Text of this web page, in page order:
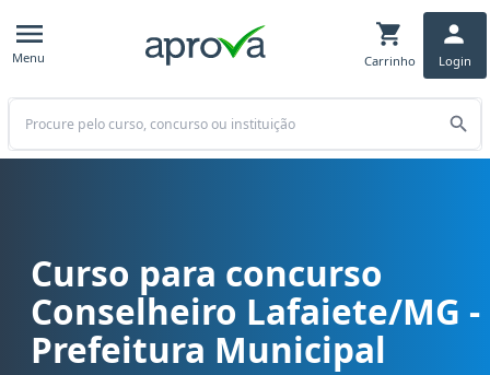
Menu Carrinho Login
Buscar
Curso para concurso Conselheiro Lafaiete/MG - Prefeitura
Curso para concurso
Conselheiro Lafaiete/MG -
Prefeitura Municipal